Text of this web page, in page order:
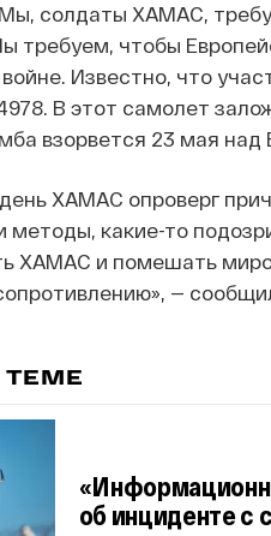
солдаты ХАМАС,
требуем, чтобы
Известно, что
В этот самолет
взорвется 23 мая над
ХАМАС опроверг
методы, какие-то
ХАМАС и помешать
—
ТЕМЕ
об инциденте с